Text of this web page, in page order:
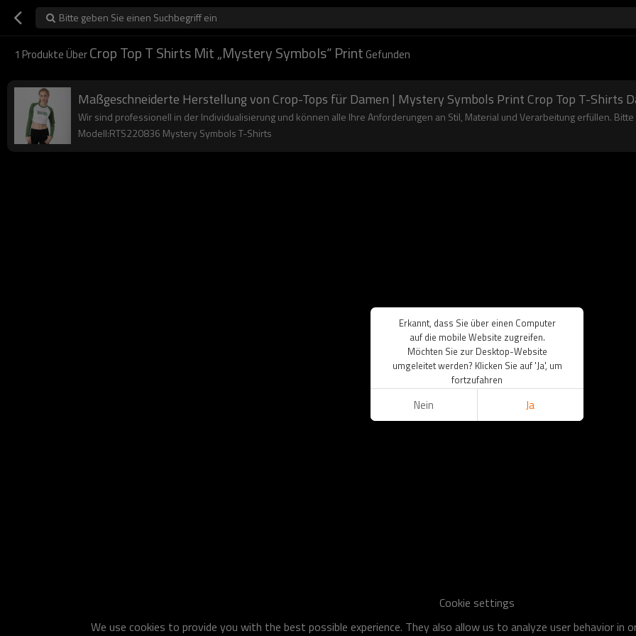
Bitte geben Sie einen Suchbegriff ein
1 Produkte ÜberCrop Top T Shirts Mit „Mystery Symbols“ Print Gefunden
Maßgeschneiderte Herstellung von Crop-Tops für Damen | Mystery Symbols Print Crop Top T-Shirts
Wir sind professionell in der Individualisierung und können alle Ihre Anforderungen an Stil, Material und Verarbeitung erfüllen.
Modell:RTS220836 Mystery Symbols T-Shirts
Cookie settings
We use cookies to provide you with the best possible experience. They also allow us to analyze user behavior
Erkannt, dass Sie über einen Computer
auf die mobile Website zugreifen.
Möchten Sie zur Desktop-Website
umgeleitet werden? Klicken Sie auf 'Ja', um
fortzufahren
Nein Ja